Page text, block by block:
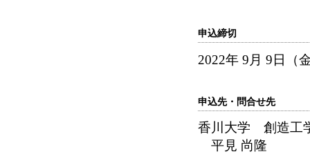
申込締切
2022年 9月 9日（
申込先・問合せ先
香川大学 創造工
平見 尚隆